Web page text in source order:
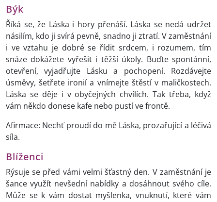
Býk
Říká se, že Láska i hory přenáší. Láska se nedá udržet
násilím, kdo ji svírá pevně, snadno ji ztratí. V zaměstnání
i ve vztahu je dobré se řídit srdcem, i rozumem, tím
snáze dokážete vyřešit i těžší úkoly. Buďte spontánní,
otevření, vyjadřujte Lásku a pochopení. Rozdávejte
úsměvy, šetřete ironií a vnímejte štěstí v maličkostech.
Láska se děje i v obyčejných chvílích. Tak třeba, když
vám někdo donese kafe nebo pustí ve frontě.
Afirmace: Nechť proudí do mě Láska, prozařující a léčivá
síla.
Blíženci
Rýsuje se před vámi velmi šťastný den. V zaměstnání je
šance využít nevšední nabídky a dosáhnout svého cíle.
Může se k vám dostat myšlenka, vnuknutí, které vám